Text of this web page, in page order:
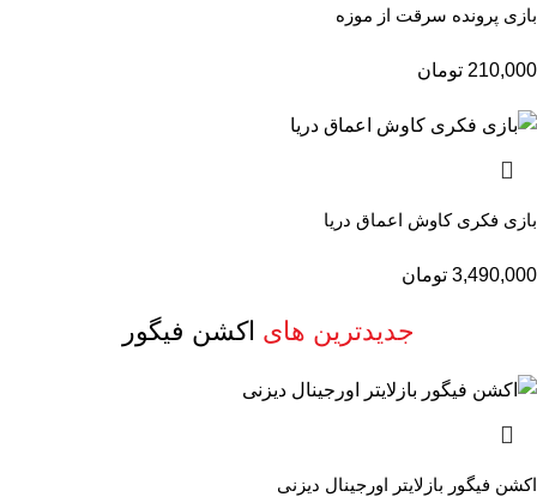
بازی پرونده سرقت از موزه
210,000 تومان
بازی فکری کاوش اعماق دریا
3,490,000 تومان
جدیدترین های اکشن فیگور
اکشن فیگور بازلایتر اورجینال دیزنی